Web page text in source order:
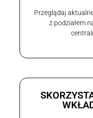
Przeglądaj
z podziałem